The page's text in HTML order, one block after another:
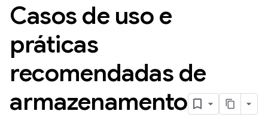
Casos de uso e
práticas
recomendadas de
armazenamento